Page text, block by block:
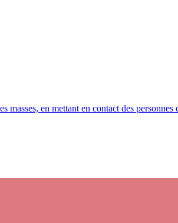
en mettant en contact des